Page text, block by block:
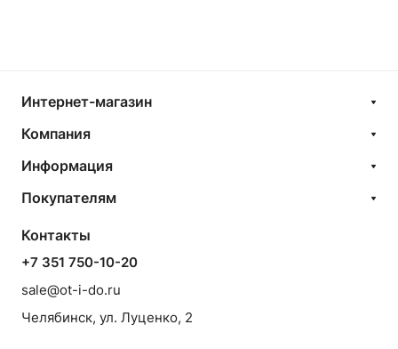
Интернет-магазин
Компания
Информация
Покупателям
Контакты
+7 351 750-10-20
sale@ot-i-do.ru
Челябинск, ул. Луценко, 2